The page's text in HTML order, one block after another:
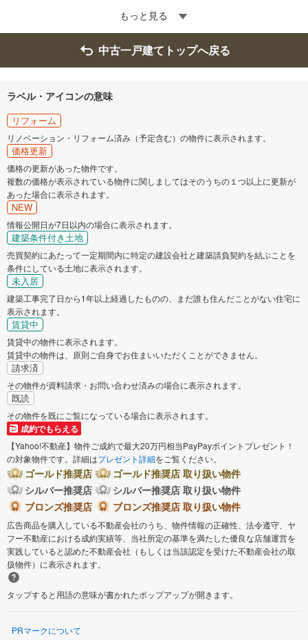
もっと見る
中古一戸建てトップへ戻る
ラベル・アイコンの意味
リフォーム
リノベーション・リフォーム済み（予定含む）の物件に表示されます。
価格更新
価格の更新があった物件です。
複数の価格が表示されている物件に関しましてはそのうちの１つ以上に更新が
あった場合に表示されます。
NEW
情報公開日が7日以内の場合に表示されます。
建築条件付き土地
売買契約にあたって一定期間内に特定の建設会社と建築請負契約を結ぶことを
条件にしている土地に表示されます。
未入居
建築工事完了日から1年以上経過したものの、まだ誰も住んだことがない住宅に
表示されます。
賃貸中
賃貸中の物件に表示されます。
賃貸中の物件は、原則ご自身でお住まいいただくことができません。
請求済
その物件が資料請求・お問い合わせ済みの場合に表示されます。
既読
その物件を既にご覧になっている場合に表示されます。
成約でもらえる
【Yahoo!不動産】物件ご成約で最大20万円相当PayPayポイントプレゼント！
の対象物件です。詳細はプレゼント詳細をご覧ください。
ゴールド推奨店
ゴールド推奨店 取り扱い物件
シルバー推奨店
シルバー推奨店 取り扱い物件
ブロンズ推奨店
ブロンズ推奨店 取り扱い物件
広告商品を購入している不動産会社のうち、物件情報の正確性、法令遵守、ヤ
フー不動産における成約実績等、当社所定の基準を満たした優良な店舗運営を
実践していると認めた不動産会社（もしくは当該認定を受けた不動産会社の取
扱物件）に表示されます。
タップすると用語の意味が書かれたポップアップが開きます。
PRマークについて